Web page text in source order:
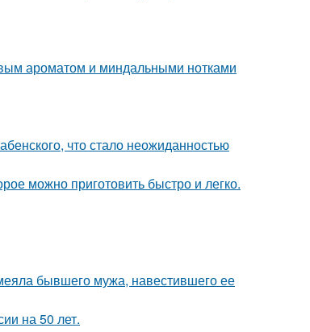
ароматом и миндальными нотками
что стало неожиданностью
можно приготовить быстро и легко.
бывшего мужа, навестившего ее
на 50 лет.